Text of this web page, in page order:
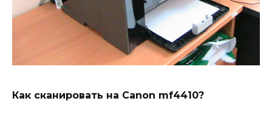
Как сканировать на Canon mf4410?